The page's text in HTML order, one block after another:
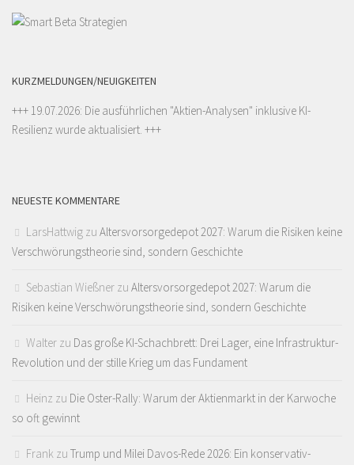
KURZMELDUNGEN/NEUIGKEITEN
+++ 19.07.2026: Die ausführlichen "Aktien-Analysen" inklusive KI-
Resilienz wurde aktualisiert. +++
NEUESTE KOMMENTARE
LarsHattwig zu Altersvorsorgedepot 2027: Warum die Risiken keine
Verschwörungstheorie sind, sondern Geschichte
Sebastian Wießner zu Altersvorsorgedepot 2027: Warum die
Risiken keine Verschwörungstheorie sind, sondern Geschichte
Walter zu Das große KI-Schachbrett: Drei Lager, eine Infrastruktur-
Revolution und der stille Krieg um das Fundament
Heinz zu Die Oster-Rally: Warum der Aktienmarkt in der Karwoche
so oft gewinnt
Frank zu Trump und Milei Davos-Rede 2026: Ein konservativ-